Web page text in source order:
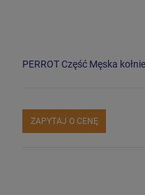
PERROT Część Męska
ZAPYTAJ O CENĘ